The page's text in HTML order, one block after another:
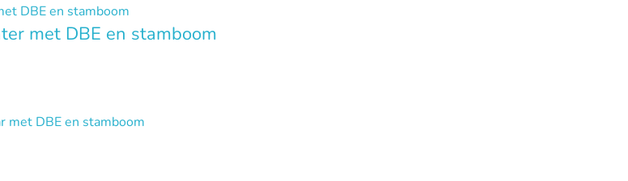
met DBE en stamboom
met DBE en stamboom